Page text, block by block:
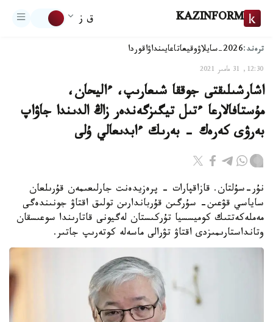
KAZINFORM ق ز
ترەند:2026-سايلاۋ وقيعاتاعايىنداۋاقوردا
12:30, 31 مامىر 2021
اشارشىلىقتى جوققا شىعارىپ، ءاليحان،
مۇستافالارعا ءتىل تيگىزگەندەر زاڭ الدىندا جاۋاپ
بەرۋى كەرەك - بەرىك ءابدىعالي ۇلى
نۇر-سۇلتان. قازاقپارات - پرەزيدەنت جارلىعىمەن قۇرىلعان
ساياسي قۋعىن- سۇرگىن قۇرباندارىن تولىق اقتاۋ جونىندەگى
مەملەكەتتىك كوميسسيا تۇركىستان لەگيونى قاتارىندا سوعىسقان
وتانداستارىمىزدى اقتاۋ تۋرالى ماسەلە كوتەرىپ جاتىر.